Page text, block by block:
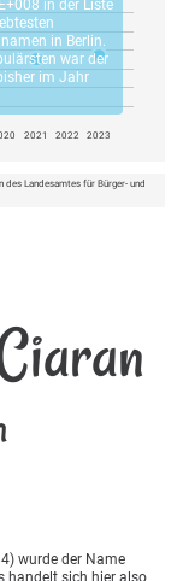
in der Liste
in Berlin.
war der
im Jahr
2021 2022 2023
des Landesamtes für Bürger- und
wurde der Name
handelt sich hier also